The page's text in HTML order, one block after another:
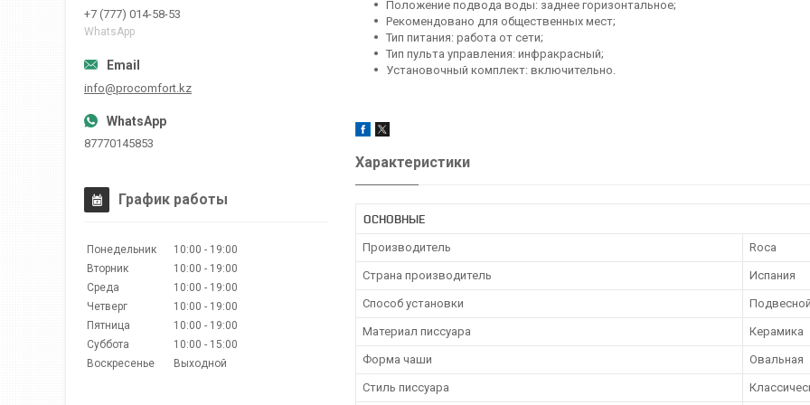
Положение подвода воды: заднее горизонтальное;
Рекомендовано для общественных мест;
Тип питания: работа от сети;
Тип пульта управления: инфракрасный;
Установочный комплект: включительно.
Характеристики
ОСНОВНЫЕ
Производитель Roca
Страна производитель Испания
Способ установки Подвесной
Материал писсуара Керамика
Форма чаши Овальная
Стиль писсуара
+7 (777) 014-58-53
WhatsApp
info@procomfort.kz
87770145853
График работы
Понедельник 10:00
19:00
Вторник
10:00
19:00
Среда
10:00
19:00
Четверг
10:00
19:00
Пятница
10:00
19:00
Суббота
10:00
15:00
Воскресенье
Выходной